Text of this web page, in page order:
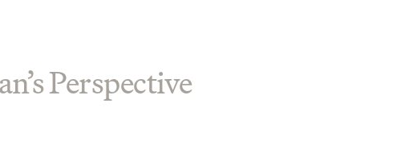
Perspective